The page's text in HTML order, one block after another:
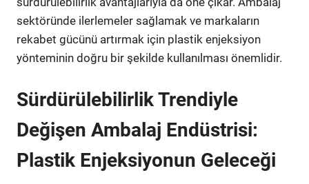
sektöründe ilerlemeler sağlamak ve markaların
rekabet gücünü artırmak için plastik enjeksiyon
yönteminin doğru bir şekilde kullanılması önemlidir.
Sürdürülebilirlik Trendiyle
Değişen Ambalaj Endüstrisi:
Plastik Enjeksiyonun Geleceği